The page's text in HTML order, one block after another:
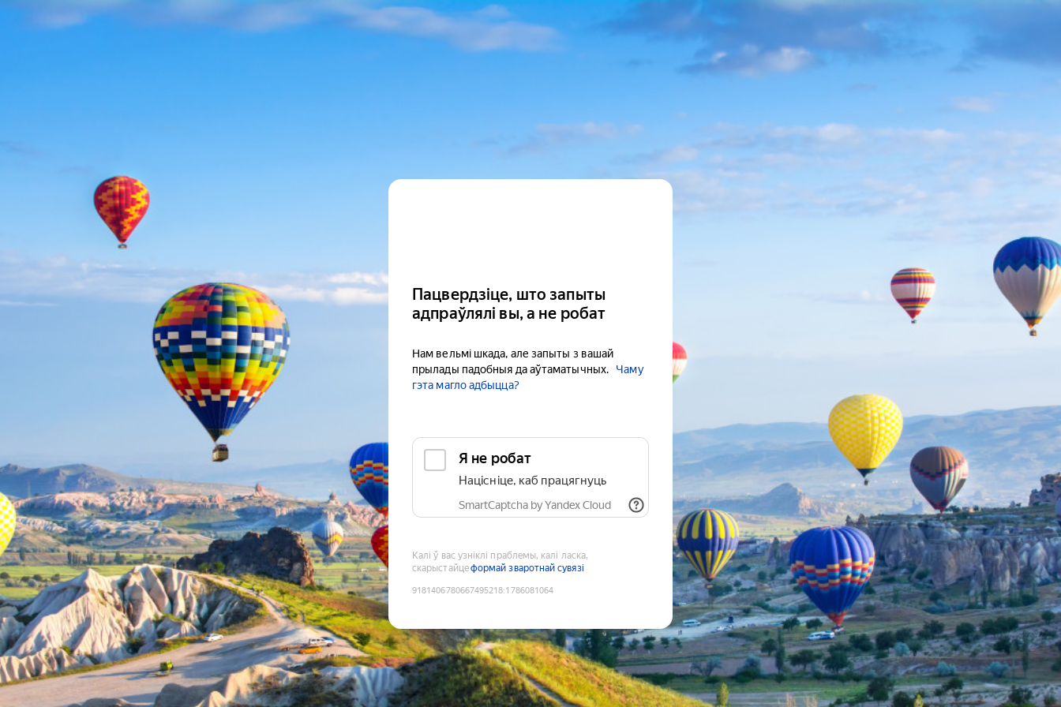
Пацвердзіце, што запыты
адпраўлялі вы, а не робат
Нам вельмі шкада, але запыты з вашай
прылады падобныя да аўтаматычных.
Чаму
гэта магло адбыцца?
Я не робат
Націсніце, каб працягнуць
SmartCaptcha by Yandex Cloud
Калі ў вас узніклі праблемы, калі ласка,
скарыстайцеформай зваротнай сувязі
9181406780667495218:1786081064